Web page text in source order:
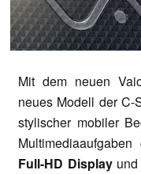
Mit dem neuen
neues Modell der
stylischer mobiler
Full-HD Displayund